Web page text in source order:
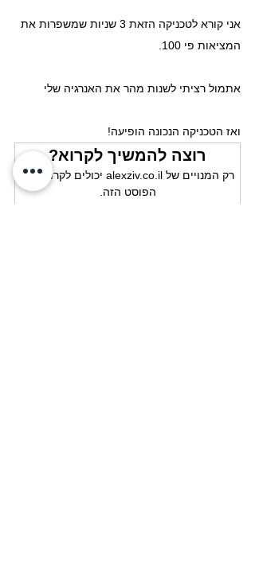
אני קורא לטכניקה הזאת 3 שניות שמשפרות את
המציאות פי 100.
אתמול רציתי לשנות מהר את האנרגיה שלי
ואז הטכניקה הנכונה הופיעה!
רוצה להמשיך לקרוא?
רק המנויים של alexziv.co.il יכולים לקרוא את
הפוסט הזה.